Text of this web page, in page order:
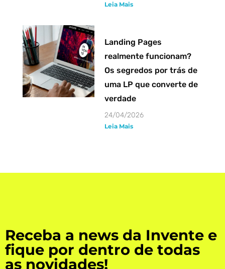
Leia Mais
Landing Pages
realmente funcionam?
Os segredos por trás de
uma LP que converte de
verdade
24/04/2026
Leia Mais
Receba a news da Invente e
fique por dentro de todas
as novidades!